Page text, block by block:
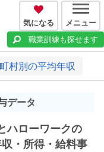
気になる メニュー
職業訓練も探せます
村別の平均年収
データ
ハローワークの
・所得・給料事